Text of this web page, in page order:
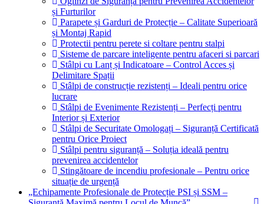
și Furturilor
Parapete și Garduri de Protecție – Calitate Superioară
și Montaj Rapid
Protectii pentru perete si coltare pentru stalpi
Sisteme de parcare inteligente pentru afaceri si parcari
Stâlpi cu Lanț și Indicatoare – Control Acces și
Delimitare Spații
Stâlpi de construcție rezistenți – Ideali pentru orice
lucrare
Stâlpi de Evenimente Rezistenți – Perfecți pentru
Interior și Exterior
Stâlpi de Securitate Omologați – Siguranță Certificată
pentru Orice Proiect
Stâlpi pentru siguranță – Soluția ideală pentru
prevenirea accidentelor
Stingătoare de incendiu profesionale – Pentru orice
situație de urgență
„Echipamente Profesionale de Protecție PSI și SSM –